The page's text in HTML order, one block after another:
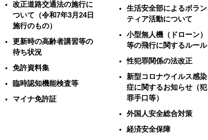
改正道路交通法の施行に
ついて（令和7年3月24日
施行のもの）
更新時の高齢者講習等の
待ち状況
免許資料集
臨時認知機能検査等
マイナ免許証
生活安全部によるボラン
ティア活動について
小型無人機（ドローン）
等の飛行に関するルール
性犯罪関係の法改正
新型コロナウイルス感染
症に関するお知らせ（犯
罪手口等）
外国人安全総合対策
経済安全保障